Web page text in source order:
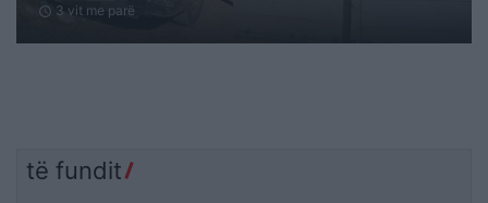
schedule 3 vit me parë
të fundit